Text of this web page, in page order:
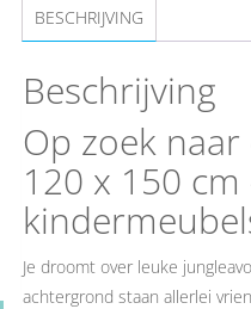
BESCHRIJVING
Beschrijving
Op zoek
120 x 150 cm
Je droomt over leuke
achtergrond staan allerlei